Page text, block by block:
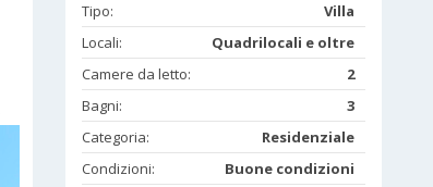
Tipo:
Villa
Locali:
Quadrilocali e oltre
Camere da letto:
2
Bagni:
3
Categoria:
Residenziale
Condizioni:
Buone condizioni